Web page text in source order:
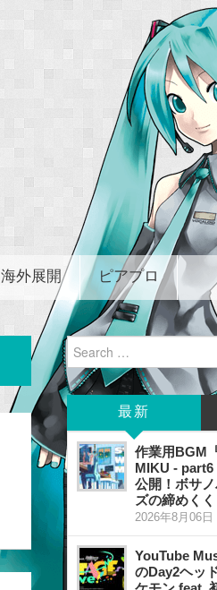
海外展開 ピアプロ
Search
for:
最新
作業用BGM
MIKU - part6
公開！ボサ
ズの締めくく
2026年8月06日
YouTube
のDay2ヘッ